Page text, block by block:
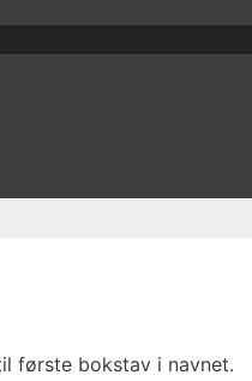
første bokstav i navnet.